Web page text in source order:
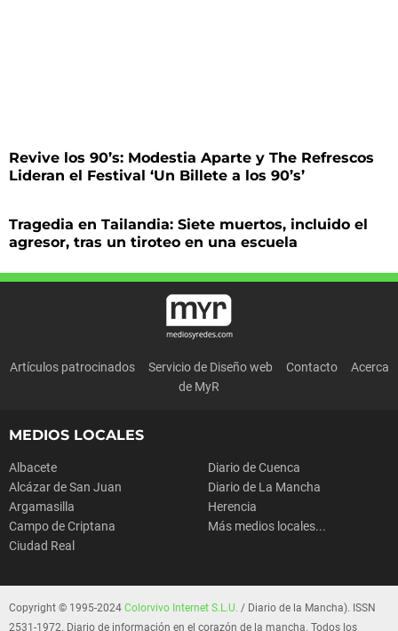
Revive los 90’s: Modestia Aparte y The Refrescos
Lideran el Festival ‘Un Billete a los 90’s’
Tragedia en Tailandia: Siete muertos, incluido el
agresor, tras un tiroteo en una escuela
Artículos patrocinados Servicio de Diseño web Contacto
Acerca
de MyR
MEDIOS LOCALES
Albacete
Alcázar de San Juan
Argamasilla
Campo de Criptana
Ciudad Real
Diario de Cuenca
Diario de La Mancha
Herencia
Más medios locales...
Copyright © 1995-2024 Colorvivo Internet S.L.U. / Diario de la Mancha). ISSN
2531-1972. Diario de información en el corazón de la mancha. Todos los